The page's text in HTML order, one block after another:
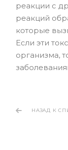
реакции с
реакций
которые
Если эти
организма,
НАЗАД К